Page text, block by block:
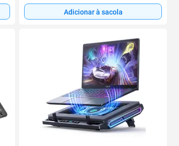
Adicionar à sacola